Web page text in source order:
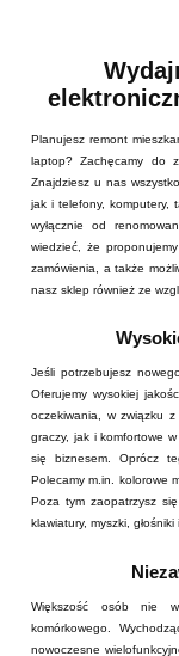
Planujesz remont
laptop? Zachęcamy do
Znajdziesz u nas
jak i telefony, komputery,
wyłącznie od
wiedzieć, że
zamówienia, a także
nasz sklep również ze
Jeśli potrzebujesz
Oferujemy wysokiej
oczekiwania, w związku
graczy, jak i komfortowe
się biznesem. Oprócz
Polecamy m.in. kolorowe
Poza tym zaopatrzysz
klawiatury, myszki,
Większość osób nie
komórkowego.
nowoczesne